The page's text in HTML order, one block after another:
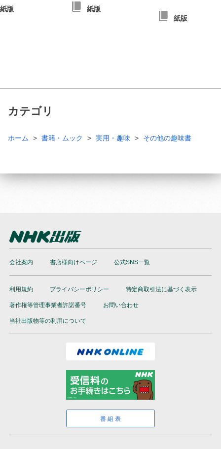
紙版 紙版
紙版
カテゴリ
ホーム 書籍・ムック 実用・趣味 その他の趣味書
会社案内 書店様向けページ 公式SNS一覧
利用規約 プライバシーポリシー 特定商取引法に基づく表示
著作権等管理事業者許諾番号 お問い合わせ
当社出版物等の利用について
番組表